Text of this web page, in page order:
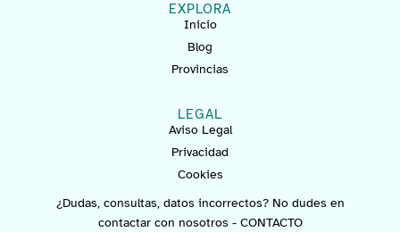
EXPLORA
Inicio
Blog
Provincias
LEGAL
Aviso Legal
Privacidad
Cookies
¿Dudas, consultas, datos incorrectos? No dudes en
contactar con nosotros - CONTACTO